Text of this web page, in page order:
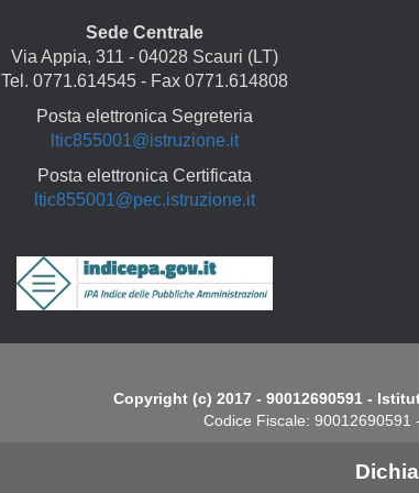
Sede Centrale
Via Appia, 311 - 04028 Scauri (LT)
Tel. 0771.614545 - Fax 0771.614808
Posta elettronica Segreteria
ltic855001@istruzione.it
Posta elettronica Certificata
ltic855001@pec.istruzione.it
Copyright (c) 2017 - 90012690591 -
Codice Fiscale: 90012690591